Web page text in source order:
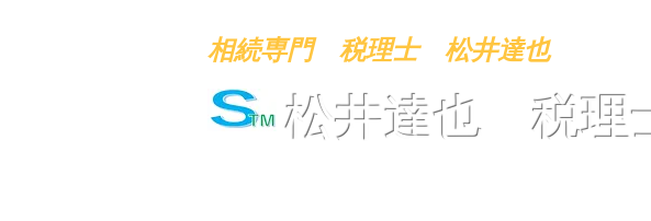
​相続専門 税理士 松井達也
松井達也 税理